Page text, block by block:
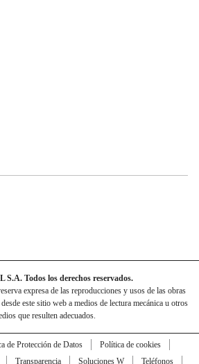
Todos los derechos reservados.
expresa de las reproducciones y usos de las obras
este sitio web a medios de lectura mecánica u otros
que resulten adecuados.
de Protección de Datos
Política de cookies
Transparencia Soluciones W
Teléfonos